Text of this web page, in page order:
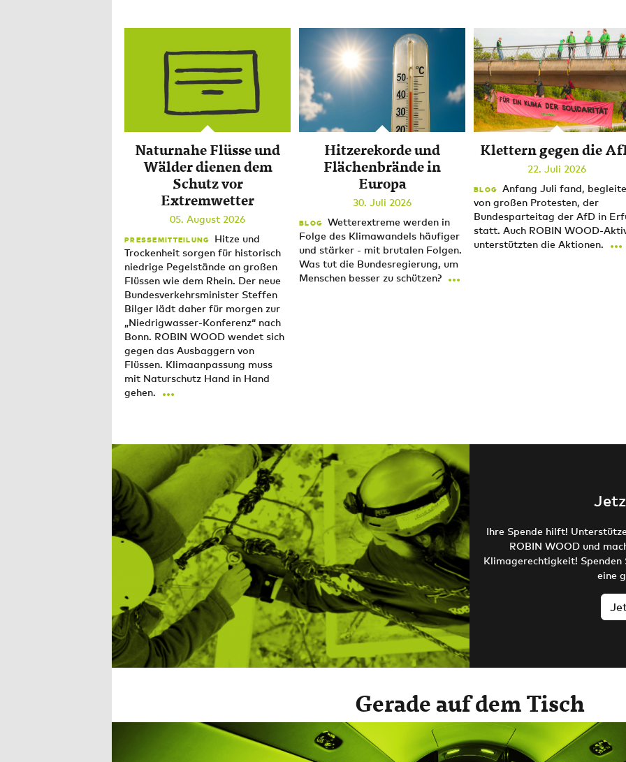
Naturnahe Flüsse und
Wälder dienen dem
Schutz vor
Extremwetter
05. August 2026
PRESSEMITTEILUNG
Hitze und
Trockenheit sorgen für historisch
niedrige Pegelstände an großen
Flüssen wie dem Rhein. Der neue
Bundesverkehrsminister Steffen
Bilger lädt daher für morgen zur
„Niedrigwasser-Konferenz“ nach
Bonn. ROBIN WOOD wendet sich
gegen das Ausbaggern von
Flüssen. Klimaanpassung muss
mit Naturschutz Hand in Hand
gehen.
...
Hitzerekorde und
Flächenbrände in
Europa
30. Juli 2026
BLOG
Wetterextreme werden in
Folge des Klimawandels häufiger
und stärker - mit brutalen Folgen.
Was tut die Bundesregierung, um
Menschen besser zu schützen? ...
Klettern gegen die
22. Juli 2026
BLOG
Anfang Juli fand,
von großen Protesten, der
Bundesparteitag der AfD in
statt. Auch ROBIN WOOD-
unterstützten die Aktionen.
...
Ihre Spende hilft!
ROBIN WOOD und
Klimagerechtigkeit!
eine
Gerade auf dem Tisch